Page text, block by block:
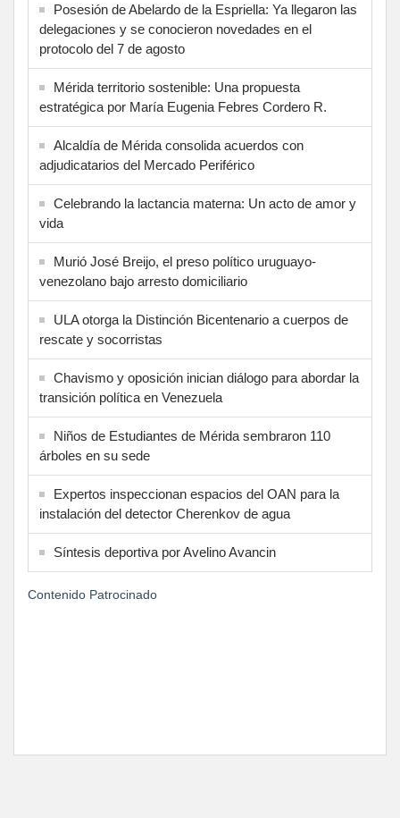
Posesión de Abelardo de la Espriella: Ya llegaron las
delegaciones y se conocieron novedades en el
protocolo del 7 de agosto
Mérida territorio sostenible: Una propuesta
estratégica por María Eugenia Febres Cordero R.
Alcaldía de Mérida consolida acuerdos con
adjudicatarios del Mercado Periférico
Celebrando la lactancia materna: Un acto de amor y
vida
Murió José Breijo, el preso político uruguayo-
venezolano bajo arresto domiciliario
ULA otorga la Distinción Bicentenario a cuerpos de
rescate y socorristas
Chavismo y oposición inician diálogo para abordar la
transición política en Venezuela
Niños de Estudiantes de Mérida sembraron 110
árboles en su sede
Expertos inspeccionan espacios del OAN para la
instalación del detector Cherenkov de agua
Síntesis deportiva por Avelino Avancin
Contenido Patrocinado